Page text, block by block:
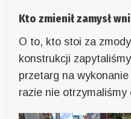
Kto zmienił zamysł
O to, kto stoi za
konstrukcji
przetarg na
razie nie otrzymaliśmy